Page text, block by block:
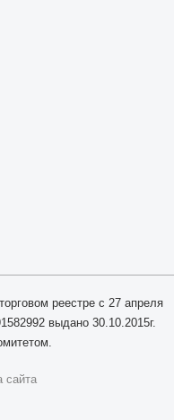
реестре с 27 апреля
выдано 30.10.2015г.
сайта